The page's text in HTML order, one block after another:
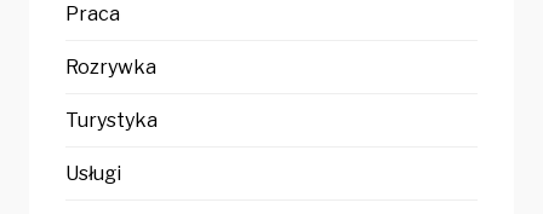
Praca
Rozrywka
Turystyka
Usługi